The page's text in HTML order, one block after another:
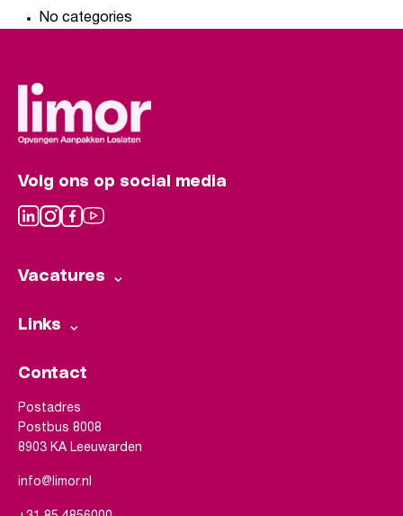
No categories
Volg ons op social media
Vacatures
Links
Contact
Postadres
Postbus 8008
8903 KA Leeuwarden
info@limor.nl